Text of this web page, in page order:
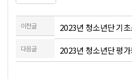
이전글
다음글 2023년 청소년단 평